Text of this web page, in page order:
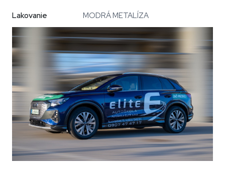
Lakovanie MODRÁ METALÍZA